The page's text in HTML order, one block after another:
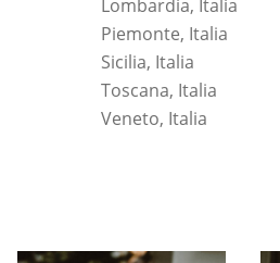
Lombardia, Italia
Piemonte, Italia
Sicilia, Italia
Toscana, Italia
Veneto, Italia